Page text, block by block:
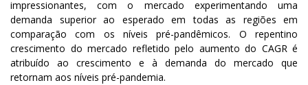
impressionantes, com o mercado experimentando uma
demanda superior ao esperado em todas as regiões em
comparação com os níveis pré-pandêmicos. O repentino
crescimento do mercado refletido pelo aumento do CAGR é
atribuído ao crescimento e à demanda do mercado que
retornam aos níveis pré-pandemia.